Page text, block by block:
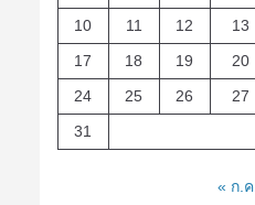
10
11 12 13
17
18 19 20
24
25 26 27
31
« ก.ค.